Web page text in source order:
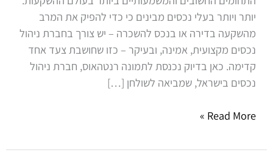
יותר ויותר בעלי נכסים מבינים כי כדי להפיק את המרב
מהשקעה בדירה או בנכס להשכרה – יש צורך בחברת ניהול
נכסים מקצועית, אמינה, ובעיקר – כזו שחושבת צעד אחד
קדימה. כאן בדיוק נכנסת לתמונה רנטהאוס, חברת ניהול
נכסים בישראל, שמביאה לשולחן […]
Read More »